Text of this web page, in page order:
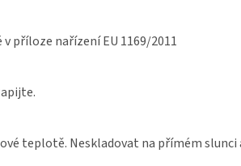
příloze nařízení EU 1169/2011
teplotě. Neskladovat na přímém slunci